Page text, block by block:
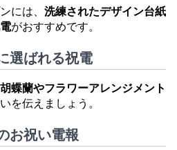
には、 洗練されたデザイン台紙
がおすすめです。
選ばれる祝電
胡蝶蘭やフラワーアレンジメント
を伝えましょう。
お祝い電報